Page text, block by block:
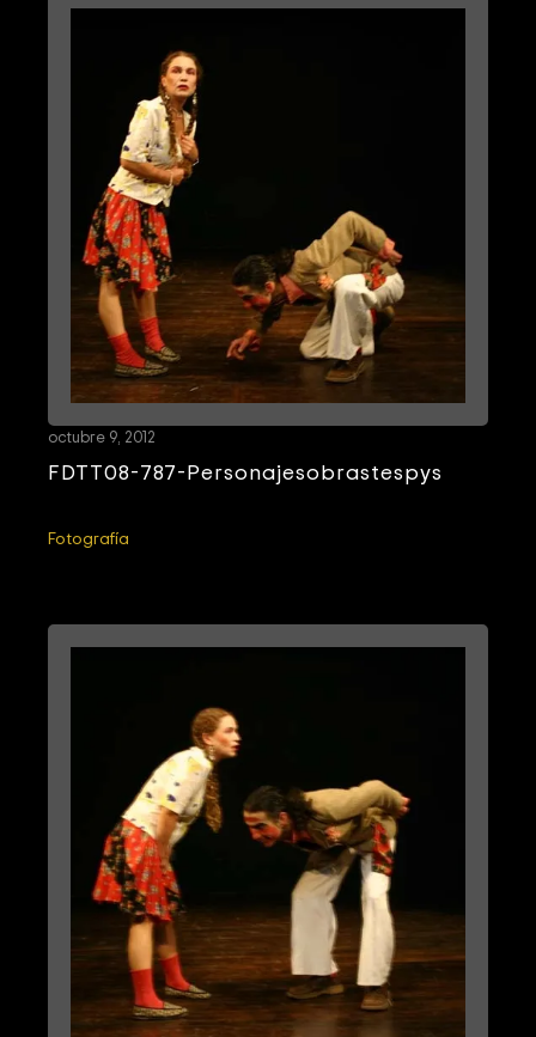
FDTT08-787-Personajesobrastespys
octubre 9, 2012
Fotografía